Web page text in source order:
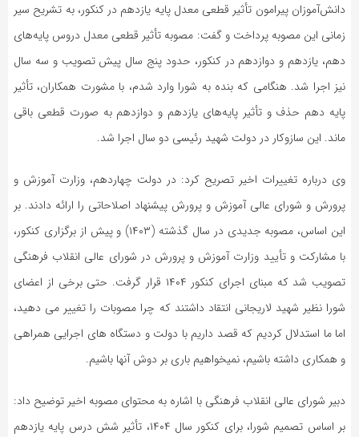
دانش‌آموزان پیرامون تأثیر قطعی معدل پایه یازدهم در کنکور، به تشریح سیر
زمانی این مصوبه پرداخت و گفت: مصوبه تأثیر قطعی معدل دروس پایه‌های
دهم، یازدهم و دوازدهم در کنکور، حدود پنج سال پیش تصویب و سه سال
نیز اجرا شد. هنگامی که بنده به شورا وارد شدم، با مشورت همکاران، تأثیر
پایه دهم حذف و تأثیر پایه‌های یازدهم و دوازدهم به صورت قطعی باقی
ماند. این سازوکار در دولت شهید رئیسی دو سال اجرا شد.
وی درباره تغییرات اخیر تصریح کرد: در دولت چهاردهم، وزارت آموزش و
پرورش و شورای عالی آموزش و پرورش پیشنهاد اصلاحاتی را ارائه دادند. بر
این اساس، مصوبه جدیدی در سال گذشته (۱۴۰۳) و پیش از برگزاری کنکور،
با مشارکت و تأیید وزارت آموزش و پرورش در شورای عالی انقلاب فرهنگی
تصویب شد که مبنای اجرای کنکور ۱۴۰۴ قرار گرفت. حتی برخی از اعضای
شورا نظیر شهید لاریجانی انتقاد داشتند که چرا مصوبات را تغییر می دهید،
اما ما استدلال کردیم که قصد داریم با دولت و دستگاه های اجرایی همراهی
و همکاری داشته باشیم، نمیخواهیم باری بر دوش آنها باشیم.
دبیر شورای عالی انقلاب فرهنگی با اشاره به محتوای مصوبه اخیر توضیح داد:
بر اساس تصمیم شورا، برای کنکور سال ۱۴۰۴، تأثیر شش درس پایه یازدهم